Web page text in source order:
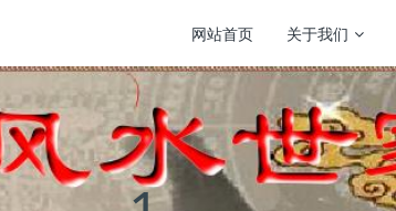
网站首页 关于我们